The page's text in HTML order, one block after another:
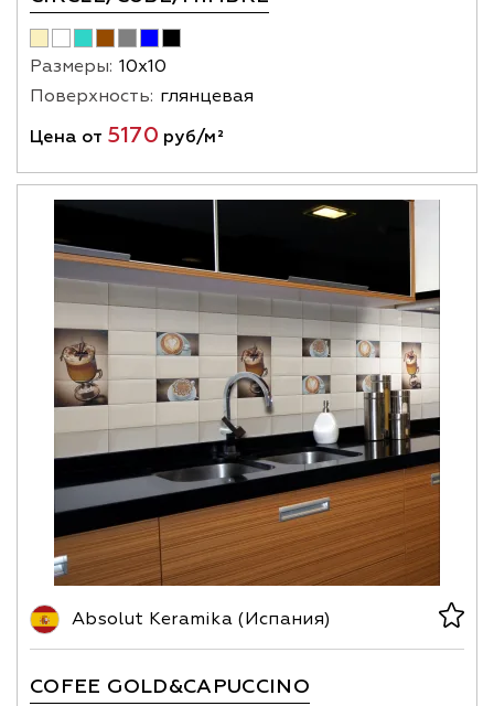
Размеры: 10х10
Поверхность: глянцевая
Цена от 5170 руб/м²
Absolut Keramika (Испания)
COFEE GOLD&CAPUCCINO